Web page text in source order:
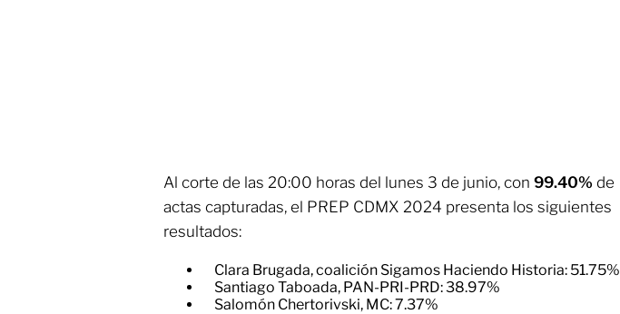
Al corte de las 20:00 horas del lunes 3 de junio, con 99.40% de
actas capturadas, el PREP CDMX 2024 presenta los siguientes
resultados:
Clara Brugada, coalición Sigamos Haciendo Historia: 51.75%
​Santiago Taboada, PAN-PRI-PRD: 38.97%
​Salomón Chertorivski, MC: 7.37%